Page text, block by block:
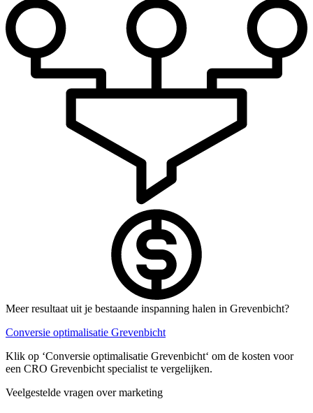
Meer resultaat uit je bestaande inspanning halen in Grevenbicht?
Conversie optimalisatie Grevenbicht
Klik op ‘Conversie optimalisatie Grevenbicht‘ om de kosten voor
een CRO Grevenbicht specialist te vergelijken.
Veelgestelde vragen over marketing